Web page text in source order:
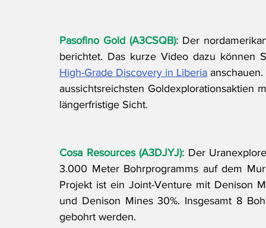
Pasofino Gold (A3CSQB): Der
berichtet. Das kurze Video dazu können
High-Grade Discovery in Liberia
aussichtsreichsten Goldexplorationsaktien
längerfristige Sicht.
Cosa Resources (A3DJYJ): Der
3.000 Meter Bohrprogramms auf dem
Projekt ist ein Joint-Venture mit Denison
und Denison Mines 30%. Insgesamt 8
gebohrt werden.